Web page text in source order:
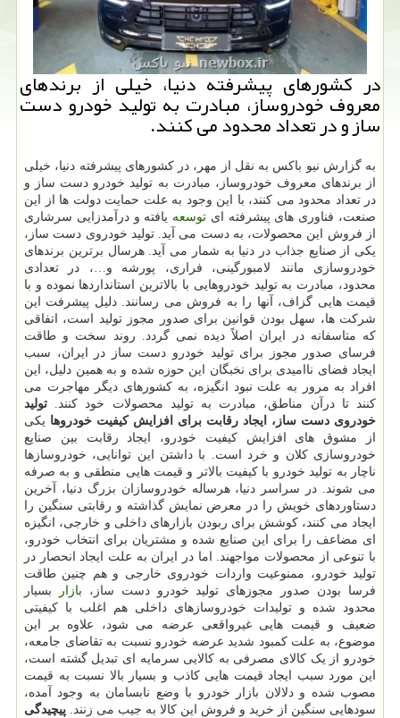
در كشورهای پیشرفته دنیا، خیلی از برندهای
معروف خودروساز، مبادرت به تولید خودرو دست
ساز و در تعداد محدود می كنند.
به گزارش نیو باکس به نقل از مهر، در کشورهای پیشرفته دنیا، خیلی
از برندهای معروف خودروساز، مبادرت به تولید خودرو دست ساز و
در تعداد محدود می کنند، با این وجود به علت حمایت دولت ها از این
صنعت، فناوری های پیشرفته ای توسعه یافته و درآمدزایی سرشاری
از فروش این محصولات، به دست می آید. تولید خودروی دست ساز،
یکی از صنایع جذاب در دنیا به شمار می آید. هرسال برترین برندهای
خودروسازی مانند لامبورگینی، فراری، پورشه و…، در تعدادی
محدود، مبادرت به تولید خودروهایی با بالاترین استانداردها نموده و با
قیمت هایی گزاف، آنها را به فروش می رسانند. دلیل پیشرفت این
شرکت ها، سهل بودن قوانین برای صدور مجوز تولید است، اتفاقی
که متاسفانه در ایران اصلاً دیده نمی گردد. روند سخت و طاقت
فرسای صدور مجوز برای تولید خودرو دست ساز در ایران، سبب
ایجاد فضای ناامیدی برای نخبگان این حوزه شده و به همین دلیل، این
افراد به مرور به علت نبود انگیزه، به کشورهای دیگر مهاجرت می
کنند تا درآن مناطق، مبادرت به تولید محصولات خود کنند. تولید
خودروی دست ساز، ایجاد رقابت برای افزایش کیفیت خودروها یکی
از مشوق های افزایش کیفیت خودرو، ایجاد رقابت بین صنایع
خودروسازی کلان و خرد است. با داشتن این توانایی، خودروسازها
ناچار به تولید خودرو با کیفیت بالاتر و قیمت هایی منطقی و به صرفه
می شوند. در سراسر دنیا، هرساله خودروسازان بزرگ دنیا، آخرین
دستاوردهای خویش را در معرض نمایش گذاشته و رقابتی سنگین را
ایجاد می کنند، کوشش برای ربودن بازارهای داخلی و خارجی، انگیزه
ای مضاعف را برای این صنایع شده و مشتریان برای انتخاب خودرو،
با تنوعی از محصولات مواجهند. اما در ایران به علت ایجاد انحصار در
تولید خودرو، ممنوعیت واردات خودروی خارجی و هم چنین طاقت
فرسا بودن صدور مجوزهای تولید خودرو دست ساز، بازار
بسیار
محدود شده و تولیدات خودروسازهای داخلی هم اغلب با کیفیتی
ضعیف و قیمت هایی غیرواقعی عرضه می شود، علاوه بر این
موضوع، به علت کمبود شدید عرضه خودرو نسبت به تقاضای جامعه،
خودرو از یک کالای مصرفی به کالایی سرمایه ای تبدیل گشته است،
این مورد سبب ایجاد قیمت هایی کاذب و بسیار بالا نسبت به قیمت
مصوب شده و دلالان بازار خودرو با وضع نابسامان به وجود آمده،
سودهایی سنگین از خرید و فروش این کالا به جیب می زنند. پیچیدگی